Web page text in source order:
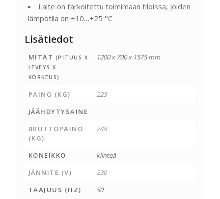
Laite on tarkoitettu toimimaan tiloissa, joiden
lämpötila on +10…+25 °C
Lisätiedot
MITAT (PITUUS X
LEVEYS X
KORKEUS)
1200 x 700 x 1575 mm
PAINO (KG)
223
JÄÄHDYTYSAINE
BRUTTOPAINO
(KG)
248
KONEIKKO
kiinteä
JÄNNITE (V)
230
TAAJUUS (HZ)
50